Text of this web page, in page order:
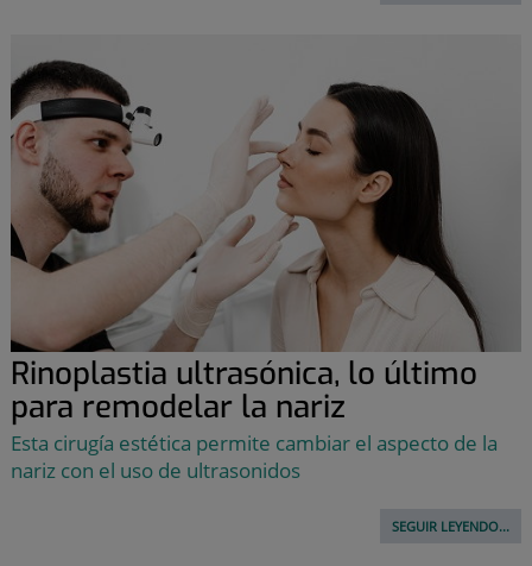
Rinoplastia ultrasónica, lo último
para remodelar la nariz
Esta cirugía estética permite cambiar el aspecto de la
nariz con el uso de ultrasonidos
SEGUIR LEYENDO...